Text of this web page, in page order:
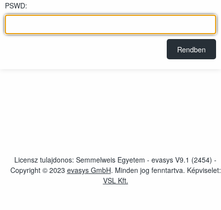
PSWD:
Licensz tulajdonos: Semmelweis Egyetem - evasys V9.1 (2454) -
Copyright © 2023 evasys GmbHúj ablakot nyit meg
. Minden jog fenntartva. Képviselet:
VSL Kft.